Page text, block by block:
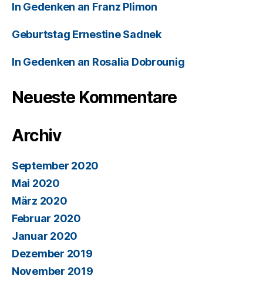
In Gedenken an Franz Plimon
Geburtstag Ernestine Sadnek
In Gedenken an Rosalia Dobrounig
Neueste Kommentare
Archiv
September 2020
Mai 2020
März 2020
Februar 2020
Januar 2020
Dezember 2019
November 2019